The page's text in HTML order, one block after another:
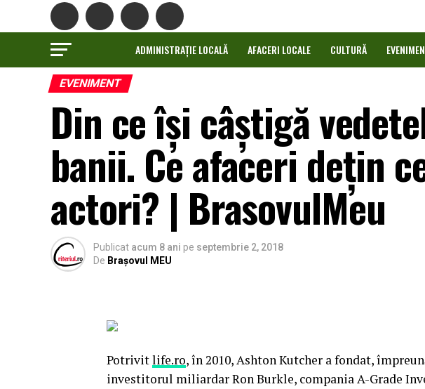
ADMINISTRAȚIE LOCALĂ AFACERI LOCALE CULTURĂ
EVENIMENT
Din ce își câștigă
banii. Ce afaceri dețin
actori? | BrasovulMeu
Publicat acum 8 ani pe septembrie 2, 2018
De Brașovul MEU
Potrivitlife.ro, în 2010, Ashton Kutcher a fondat,
investitorul miliardar Ron Burkle, compania A-Grade